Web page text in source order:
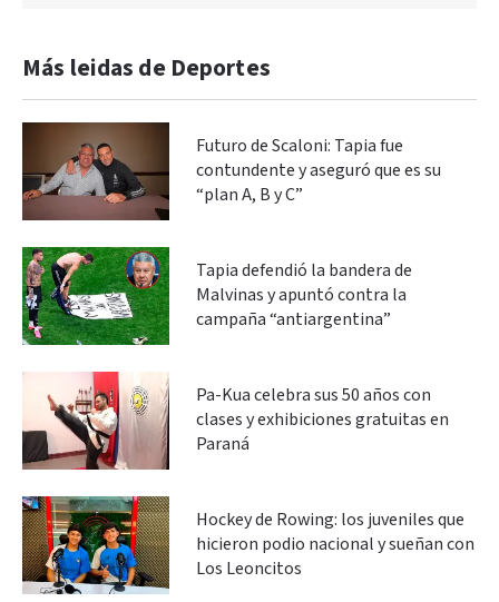
Más leidas de Deportes
Futuro de Scaloni: Tapia fue
contundente y aseguró que es su
“plan A, B y C”
Tapia defendió la bandera de
Malvinas y apuntó contra la
campaña “antiargentina”
Pa-Kua celebra sus 50 años con
clases y exhibiciones gratuitas en
Paraná
Hockey de Rowing: los juveniles que
hicieron podio nacional y sueñan con
Los Leoncitos